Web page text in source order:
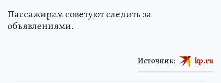
Пассажирам советуют следить за
объявлениями.
Источник: kp.ru